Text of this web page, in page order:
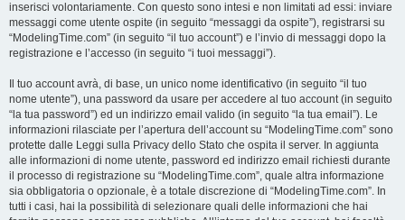
inserisci volontariamente. Con questo sono intesi e non limitati ad essi: inviare
messaggi come utente ospite (in seguito “messaggi da ospite”), registrarsi su
“ModelingTime.com” (in seguito “il tuo account”) e l’invio di messaggi dopo la
registrazione e l’accesso (in seguito “i tuoi messaggi”).
Il tuo account avrà, di base, un unico nome identificativo (in seguito “il tuo
nome utente”), una password da usare per accedere al tuo account (in seguito
“la tua password”) ed un indirizzo email valido (in seguito “la tua email”). Le
informazioni rilasciate per l’apertura dell’account su “ModelingTime.com” sono
protette dalle Leggi sulla Privacy dello Stato che ospita il server. In aggiunta
alle informazioni di nome utente, password ed indirizzo email richiesti durante
il processo di registrazione su “ModelingTime.com”, quale altra informazione
sia obbligatoria o opzionale, è a totale discrezione di “ModelingTime.com”. In
tutti i casi, hai la possibilità di selezionare quali delle informazioni che hai